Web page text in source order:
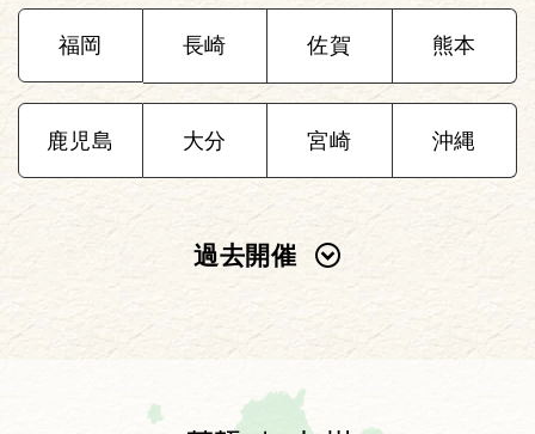
福岡 長崎 佐賀 熊本
鹿児島 大分 宮崎 沖縄
過去開催
2025年